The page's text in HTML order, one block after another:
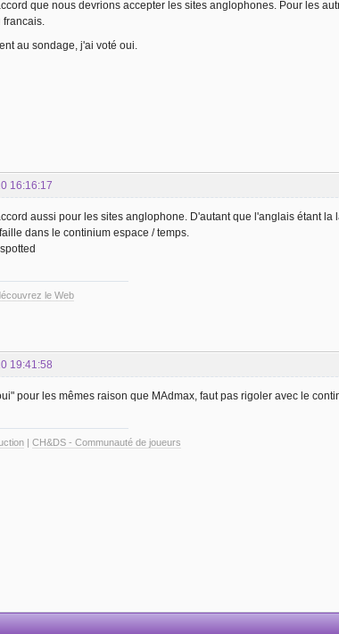
que nous devrions accepter les sites anglophones. Pour les
francais.
au sondage, j'ai voté oui.
16:16:17
aussi pour les sites anglophone. D'autant que l'anglais étant
dans le continium espace / temps.
le Web
19:41:58
pour les mêmes raison que MAdmax, faut pas rigoler avec le
| CH&DS - Communauté de joueurs